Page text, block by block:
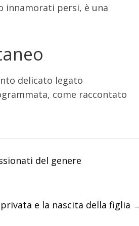
innamorati persi, è una
delicato legato
come raccontato
del genere
e la nascita della figlia